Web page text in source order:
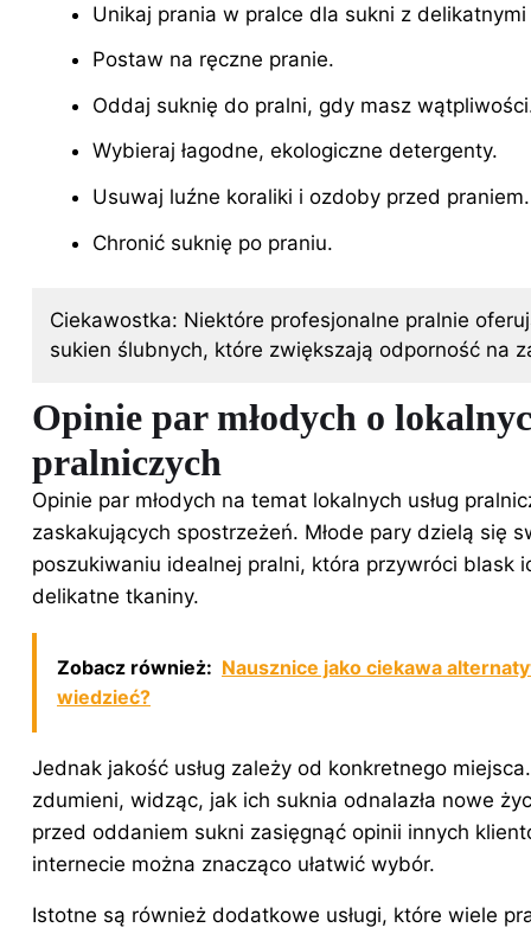
Unikaj prania w pralce dla sukni z
Postaw na ręczne pranie.
Oddaj suknię do pralni, gdy masz
Wybieraj łagodne, ekologiczne detergenty.
Usuwaj luźne koraliki i ozdoby przed praniem.
Chronić suknię po praniu.
Ciekawostka: Niektóre profesjonalne pralnie
sukien ślubnych, które zwiększają odporność na
Opinie par młodych o
pralniczych
Opinie par młodych na temat lokalnych usług
zaskakujących spostrzeżeń. Młode pary dzielą się
poszukiwaniu idealnej pralni, która przywróci blask
delikatne tkaniny.
Zobacz również: Nausznice jako ciekawa
wiedzieć?
Jednak jakość usług zależy od konkretnego
zdumieni, widząc, jak ich suknia odnalazła nowe
przed oddaniem sukni zasięgnąć opinii innych
internecie można znacząco ułatwić wybór.
Istotne są również dodatkowe usługi, które wiele